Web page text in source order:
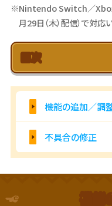
※Nintendo Switch／Xbox
月29日（木）配信）で対応
目次
機能の追加／調
不具合の修正
機能